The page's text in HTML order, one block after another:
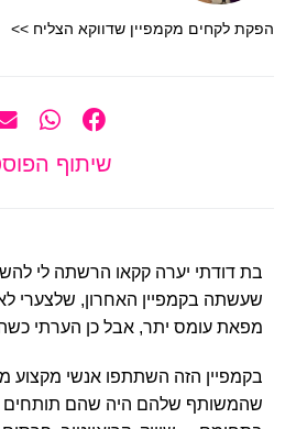
הפקת לקחים מקמפיין שדווקא הצליח >>
שיתוף
בת דודתי יערה קקאו הרשתה לי
שעשתה בקמפיין האחרון, שלצערי
מפאת עומס יתר, אבל כן הערתי
בקמפיין הזה השתתפו אנשי מקצוע
שהמשותף שלהם היה שהם תותחים